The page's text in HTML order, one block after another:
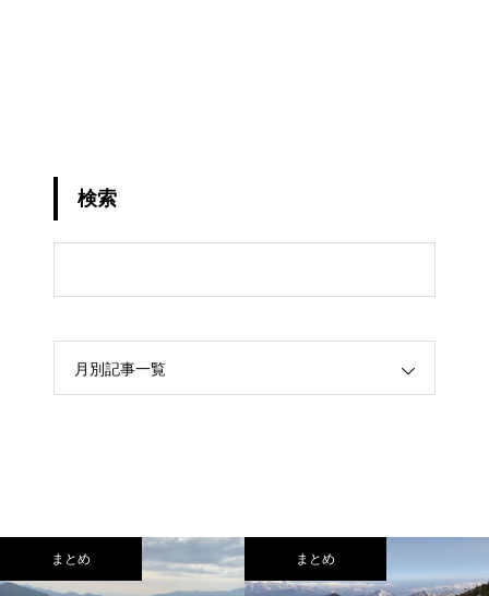
検索
月別記事一覧
まとめ まとめ